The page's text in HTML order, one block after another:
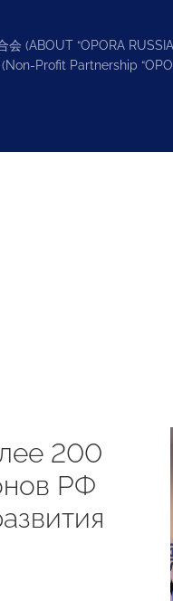
(ABOUT “OPORA
Profit Partnership
200
РФ